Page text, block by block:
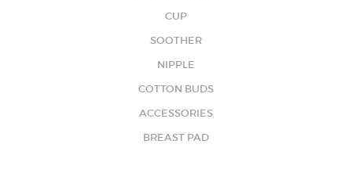
CUP
SOOTHER
NIPPLE
COTTON BUDS
ACCESSORIES
BREAST PAD